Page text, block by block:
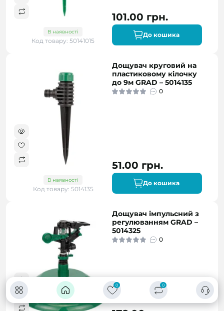
0 0
В наявності
Код товару: 50141015
101.00 грн.
До кошика
В наявності
Код товару: 5014135
Дощувач круговий на
пластиковому кілочку
до 9м GRAD – 5014135
0
51.00 грн.
До кошика
Дощувач імпульсний з
регулюванням GRAD –
5014325
0